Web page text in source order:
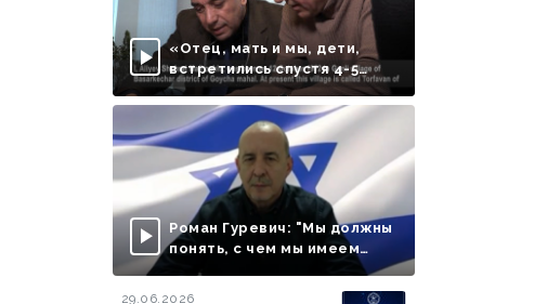
«Отец, мать и мы, дети,
встретились спустя 4-5
месяцев»
Роман Гуревич: "Мы должны
понять, с чем мы имеем
29.06.2026